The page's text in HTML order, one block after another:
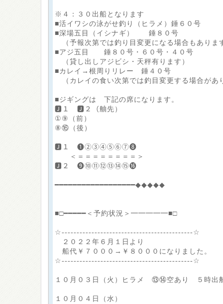
※４：３０出船となります
■活イワシの泳がせ釣り（ヒラメ）錘６０号
■深場五目（イシナギ） 錘８０号
（予報次第では釣り目変更になる場合もありま
■アジ五目 錘８０号・６０号・４０号
（貸し出しアジビシ・天秤有ります）
■カレイ→根周りリレー 錘４０号
（カレイの食い次第では釣目変更する場合があ
■ジギングは 下記の席になります。
🅹１ 🅹２（舳先）
①⑨（前）
⑧⑯（後）
🅹１ ❶②③④⑤⑥⑦❽
＜＝＝＝＝＝＝＝＝＞
🅹２ ❾⑩⑪⑫⑬⑭⑮⓰
━━━━━━━━━━━━━━━━━━◆◆◆◆◆
■□━━━━━＜予約状況＞━━━━━■□
☆--------------------------------------------☆
２０２２年６月１日より
船代￥７０００→￥８０００になりました。
☆--------------------------------------------☆
１０月０３日（火）ヒラメ ⑬⑭空あり ５時出
１０月０４日（水）